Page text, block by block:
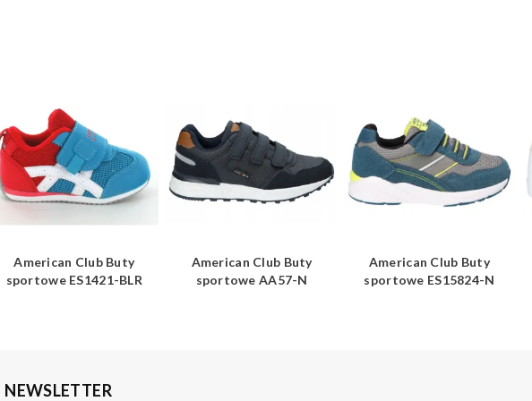
American Club Buty
sportowe ES1421-BLR
American Club Buty
sportowe AA57-N
American Club Buty
sportowe ES15824-N
NEWSLETTER